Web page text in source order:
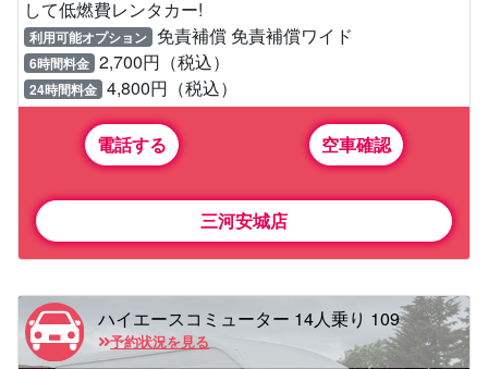
して低燃費レンタカー!
利用可能オプション 免責補償 免責補償ワイド
6時間料金 2,700円（税込）
24時間料金 4,800円（税込）
電話する 空車確認
三河安城店
ハイエースコミューター 14人乗り 109
予約状況を見る